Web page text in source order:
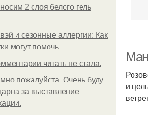
2 слоя белого гель
и сезонные аллергии: Как
могут помочь
читать не стала.
пожалуйста. Очень буду
за выставление
и